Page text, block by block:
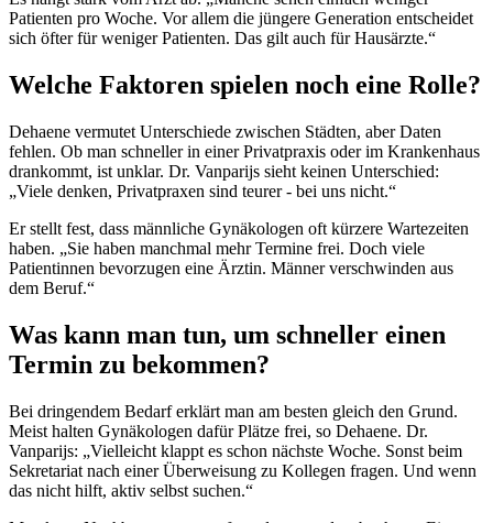
Patienten pro Woche. Vor allem die jüngere Generation entscheidet
sich öfter für weniger Patienten. Das gilt auch für Hausärzte.“
Welche Faktoren spielen noch eine Rolle?
Dehaene vermutet Unterschiede zwischen Städten, aber Daten
fehlen. Ob man schneller in einer Privatpraxis oder im Krankenhaus
drankommt, ist unklar. Dr. Vanparijs sieht keinen Unterschied:
„Viele denken, Privatpraxen sind teurer - bei uns nicht.“
Er stellt fest, dass männliche Gynäkologen oft kürzere Wartezeiten
haben. „Sie haben manchmal mehr Termine frei. Doch viele
Patientinnen bevorzugen eine Ärztin. Männer verschwinden aus
dem Beruf.“
Was kann man tun, um schneller einen
Termin zu bekommen?
Bei dringendem Bedarf erklärt man am besten gleich den Grund.
Meist halten Gynäkologen dafür Plätze frei, so Dehaene. Dr.
Vanparijs: „Vielleicht klappt es schon nächste Woche. Sonst beim
Sekretariat nach einer Überweisung zu Kollegen fragen. Und wenn
das nicht hilft, aktiv selbst suchen.“